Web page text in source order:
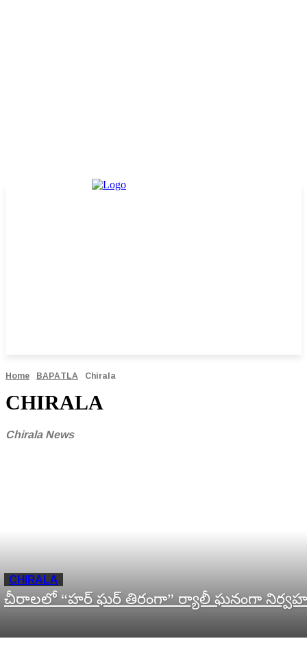
Home BAPATLA Chirala
CHIRALA
Chirala News
CHIRALA
చీరాలలో “హర్ ఘర్ తిరంగా” ర్యాలీ ఘనంగా